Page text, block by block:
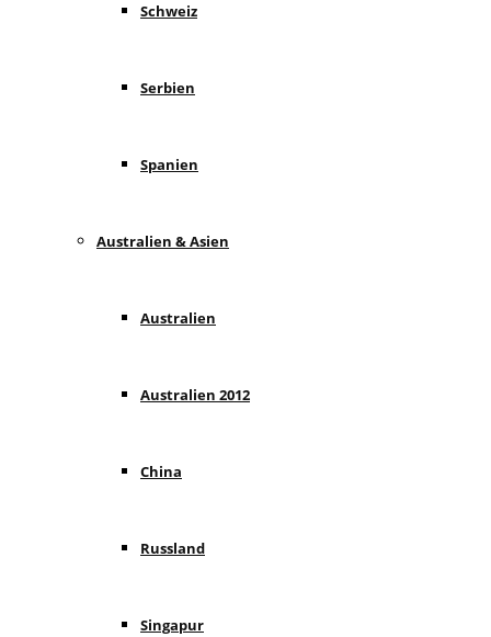
Schweiz
Serbien
Spanien
Australien & Asien
Australien
Australien 2012
China
Russland
Singapur